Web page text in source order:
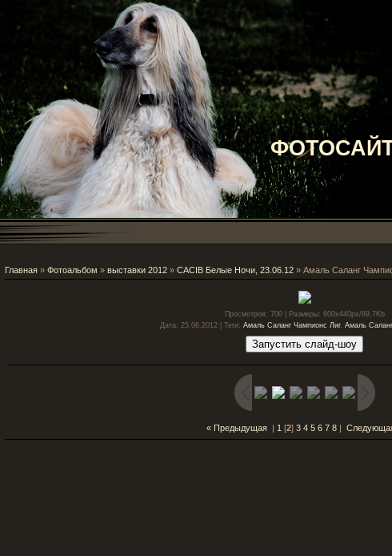
ФОТОСАЙТ
Главная» Фотоальбом » выставки 2012» CACIB Белые Ночи, 23.06.12» Амаль Саланг
Просмотров: 700 | Размеры: 600x440px/89.7Kb
Дата: 25.06.2012 | Теги: Амаль Саланг Чампионс Лиг, Амаль Саланг
« Предыдущая | 1 [2] 3 4 5 6 7 8 |